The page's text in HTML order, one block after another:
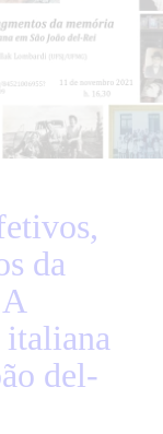
da
del-